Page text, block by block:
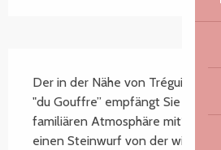
Der in der Nähe von Tréguier
"du Gouffre” empfängt Sie in
familiären Atmosphäre mit118
einen Steinwurf von der wilden